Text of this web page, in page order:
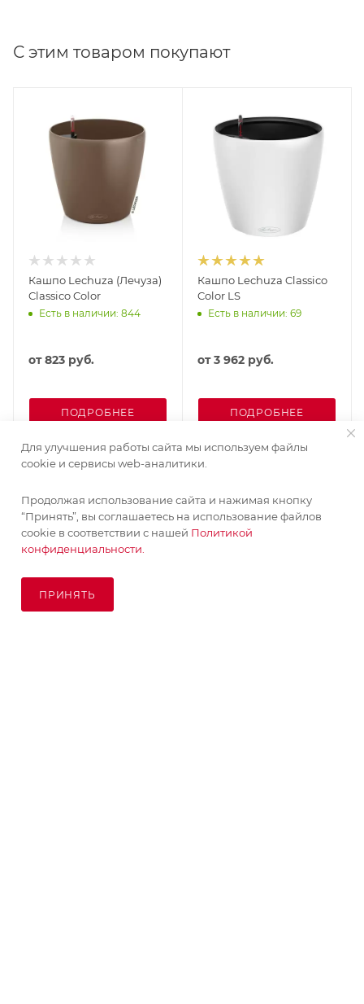
С этим товаром покупают
Кашпо Lechuza (Лечуза)
Classico Color
Есть в наличии: 844
от823 руб.
ПОДРОБНЕЕ
Кашпо Lechuza Classico
Color LS
Есть в наличии: 69
от3 962 руб.
ПОДРОБНЕЕ
Для улучшения работы сайта мы используем файлы
cookie и сервисы web-аналитики.
Продолжая использование сайта и нажимая кнопку
“Принять”, вы соглашаетесь на использование файлов
cookie в соответствии с нашей Политикой
конфиденциальности.
ПРИНЯТЬ